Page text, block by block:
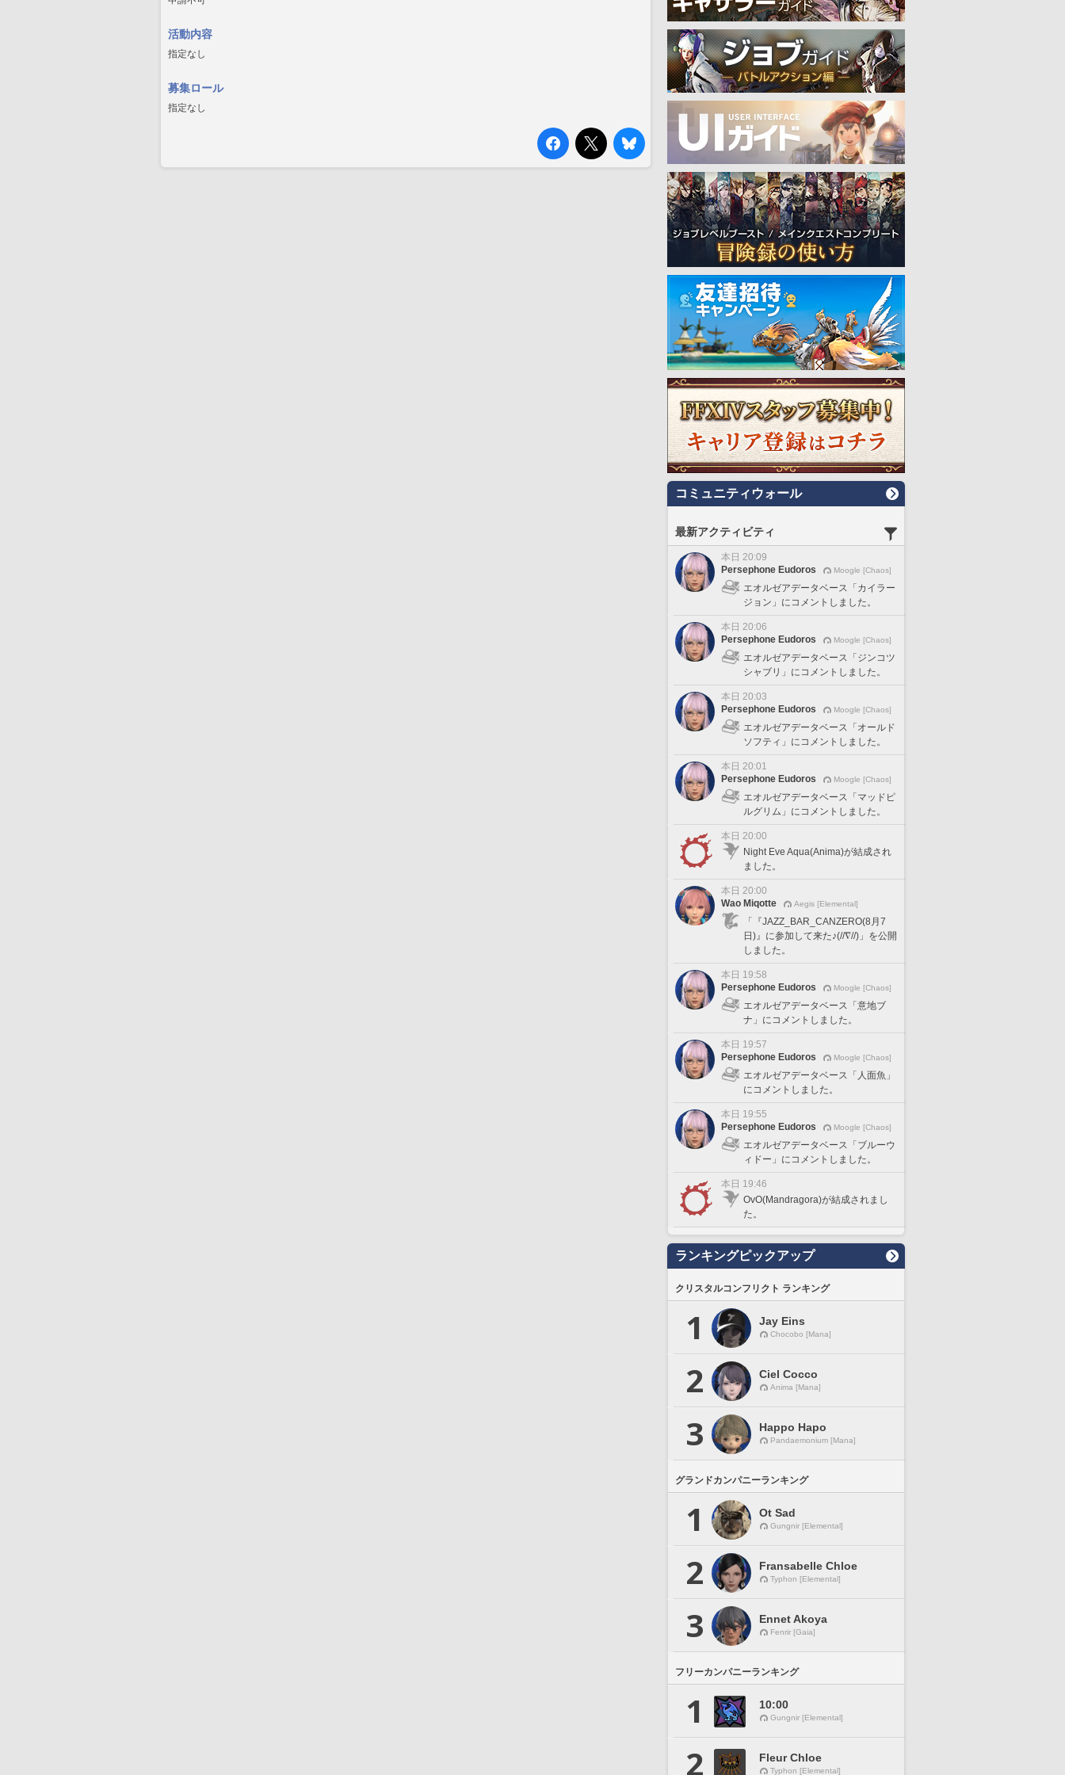
活動内容
指定なし
募集ロール
指定なし
コミュニティウォール
最新アクティビティ
本日 20:09
Persephone Eudoros
Moogle [Chaos]
エオルゼアデータベース「カイラー
ジョン」にコメントしました。
本日 20:06
Persephone Eudoros
Moogle [Chaos]
エオルゼアデータベース「ジンコツ
シャブリ」にコメントしました。
本日 20:03
Persephone Eudoros
Moogle [Chaos]
エオルゼアデータベース「オールド
ソフティ」にコメントしました。
本日 20:01
Persephone Eudoros
Moogle [Chaos]
エオルゼアデータベース「マッドピ
ルグリム」にコメントしました。
本日 20:00
Night Eve Aqua(Anima)が結成され
ました。
本日 20:00
Wao Miqotte
Aegis [Elemental]
「『JAZZ_BAR_CANZERO(8月7
日)』に参加して来た♪(//∇//)」を公開
しました。
本日 19:58
Persephone Eudoros
Moogle [Chaos]
エオルゼアデータベース「意地ブ
ナ」にコメントしました。
本日 19:57
Persephone Eudoros
Moogle [Chaos]
エオルゼアデータベース「人面魚」
にコメントしました。
本日 19:55
Persephone Eudoros
Moogle [Chaos]
エオルゼアデータベース「ブルーウ
ィドー」にコメントしました。
本日 19:46
OvO(Mandragora)が結成されまし
た。
ランキングピックアップ
クリスタルコンフリクト ランキング
1 Jay Eins
Chocobo [Mana]
2 Ciel Cocco
Anima [Mana]
3 Happo Hapo
Pandaemonium [Mana]
グランドカンパニーランキング
1 Ot Sad
Gungnir [Elemental]
2 Fransabelle Chloe
Typhon [Elemental]
3 Ennet Akoya
Fenrir [Gaia]
フリーカンパニーランキング
1 10:00
Gungnir [Elemental]
2 Fleur Chloe
Typhon [Elemental]